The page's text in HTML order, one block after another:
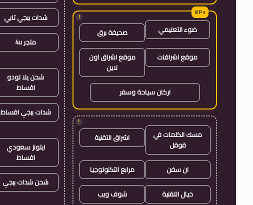
!
ضوء التعليمي صحيفة برق
موقع اشراقات
موقع اشراق اون
لاين
اركان سياحة وسفر
!
مسك الكلمات في
قوقل
اشراق التقنية
ان سفن مرابع التكنولوجيا
خيال التقنية شوف ويب
شدات ببجي تابي
متجر 4u
شحن يلا لودو
اقساط
شدات ببجي اقساط
ايتونز سعودي
اقساط
شحن شدات ببجي